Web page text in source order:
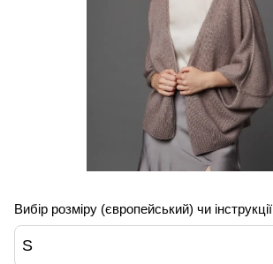
Вибір розміру (європейський) чи інструкції
S